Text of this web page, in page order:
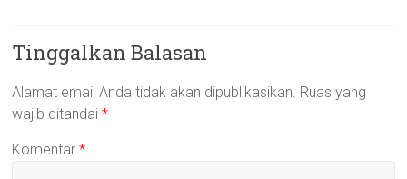
Tinggalkan Balasan
Alamat email Anda tidak akan dipublikasikan. Ruas yang
wajib ditandai*
Komentar*